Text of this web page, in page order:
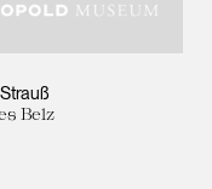
Belz